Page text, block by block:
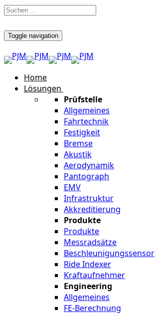
Toggle navigation
Home
Lösungen
Prüfstelle
Allgemeines
Fahrtechnik
Festigkeit
Bremse
Akustik
Aerodynamik
Pantograph
EMV
Infrastruktur
Akkreditierung
Produkte
Produkte
Messradsätze
Beschleunigungssensor
Ride Indexer
Kraftaufnehmer
Engineering
Allgemeines
FE-Berechnung